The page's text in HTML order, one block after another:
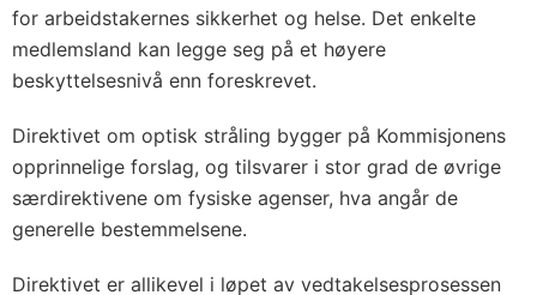
for arbeidstakernes sikkerhet og helse. Det enkelte
medlemsland kan legge seg på et høyere
beskyttelsesnivå enn foreskrevet.
Direktivet om optisk stråling bygger på Kommisjonens
opprinnelige forslag, og tilsvarer i stor grad de øvrige
særdirektivene om fysiske agenser, hva angår de
generelle bestemmelsene.
Direktivet er allikevel i løpet av vedtakelsesprosessen